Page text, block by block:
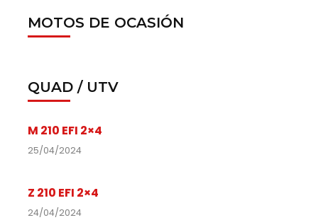
MOTOS DE OCASIÓN
QUAD / UTV
M 210 EFI 2×4
25/04/2024
Z 210 EFI 2×4
24/04/2024